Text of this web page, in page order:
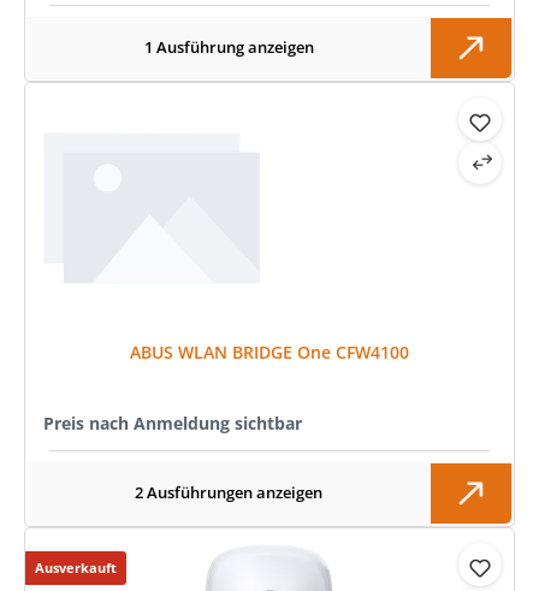
1 Ausführung anzeigen
ABUS WLAN BRIDGE One CFW4100
Preis nach Anmeldung sichtbar
2 Ausführungen anzeigen
Ausverkauft